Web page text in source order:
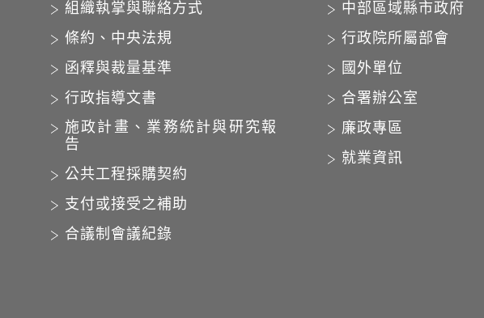
組織執掌與聯絡方式
條約、中央法規
函釋與裁量基準
行政指導文書
施政計畫、業務統計與研究報
告
公共工程採購契約
支付或接受之補助
合議制會議紀錄
中部區域縣市政府
行政院所屬部會
國外單位
合署辦公室
廉政專區
就業資訊